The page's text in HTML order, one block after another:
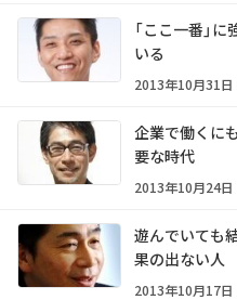
「ここ一番」
いる
2013年10月31
企業で働くに
要な時代
2013年10月24
遊んでいても
果の出ない人
2013年10月17